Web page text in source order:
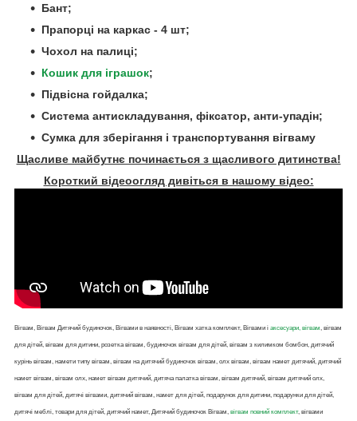
Бант;
Прапорці на каркас - 4 шт;
Чохол на палиці;
Кошик для іграшок;
Підвісна гойдалка;
Система антискладування, фіксатор, анти-упадін;
Сумка для зберігання і транспортування вігваму
Щасливе майбутнє починається з щасливого дитинства!
Короткий відеоогляд дивіться в нашому відео:
Вігвам, Вігвам Дитячий будиночок, Вігвами в наявності, Вігвам хатка комплект, Вігвами і аксесуари, вігвам , вігвам
для дітей, вігвам для дитини, розетка вігвам, будиночок вігвам для дітей, вігвам з килимком бомбон, дитячий
курінь вігвам, намети типу вігвам, вігвам на дитячий будиночок вігвам, олх вігвам, вігвам намет дитячий, дитячий
намет вігвам, вігвам олх, намет вігвам дитячий, дитяча палатка вігвам, вігвам дитячий, вігвам дитячий олх,
вігвам для дітей, дитячі вігвами, дитячий вігвам, намет для дітей, подарунок для дитини, подарунки для дітей,
дитячі меблі, товари для дітей, дитячий намет, Дитячий будиночок Вігвам, вігвам повний комплект, вігвами